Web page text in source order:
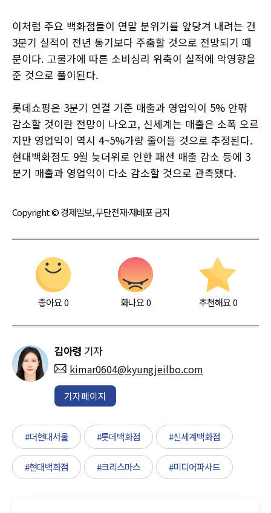
이처럼 주요 백화점들이 연말 분위기를 앞당겨 내려는 건
3분기 실적이 전년 동기보다 주춤할 것으로 전망되기 때
문이다. 고물가에 따른 소비심리 위축이 실적에 악영향을
준 것으로 풀이된다.
롯데쇼핑은 3분기 연결 기준 매출과 영업익이 5% 안팎
감소할 것이란 전망이 나오고, 신세계는 매출은 소폭 오르
지만 영업익이 역시 4~5%가량 줄어들 것으로 추정된다.
현대백화점도 9월 늦더위로 인한 패션 매출 감소 등에 3
분기 매출과 영업익이 다소 감소할 것으로 관측됐다.
Copyright © 경제일보, 무단전재·재배포 금지
좋아요0 화나요0 추천해요 0
김아령 기자
kimar0604@kyungjeilbo.com
기자페이지
#더현대서울 #롯데백화점 #신세계백화점
#현대백화점 #크리스마스 #미디어파사드